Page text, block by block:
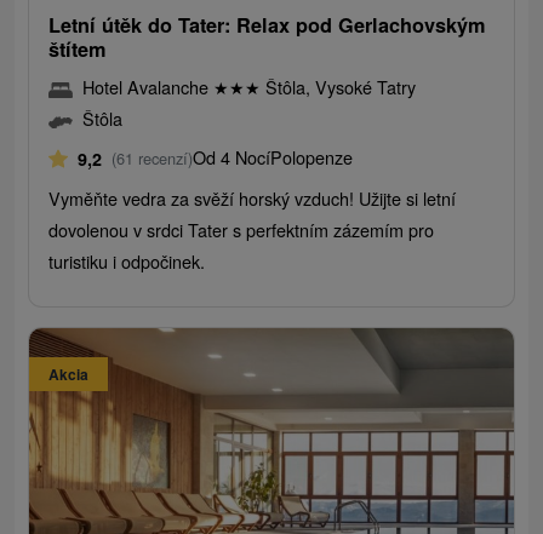
Letní útěk do Tater: Relax pod Gerlachovským
štítem
Hotel Avalanche ★★★ Štôla, Vysoké Tatry
Štôla
9,2 (61 recenzí)Od 4 NocíPolopenze
Vyměňte vedra za svěží horský vzduch! Užijte si letní
dovolenou v srdci Tater s perfektním zázemím pro
turistiku i odpočinek.
Akcia